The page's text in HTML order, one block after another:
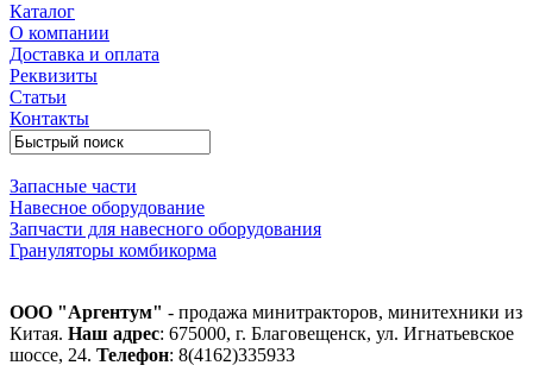
Каталог
О компании
Доставка и оплата
Реквизиты
Статьи
Контакты
Запасные части
Навесное оборудование
Запчасти для навесного оборудования
Грануляторы комбикорма
ООО "Аргентум" - продажа минитракторов, минитехники из
Китая. Наш адрес: 675000, г. Благовещенск, ул. Игнатьевское
шоссе, 24. Телефон: 8(4162)335933